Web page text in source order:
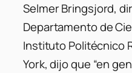
Selmer Bringsjord,
Departamento de
Instituto Politécnico
York, dijo que “en